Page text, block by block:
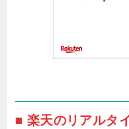
■ 楽天のリアルタ